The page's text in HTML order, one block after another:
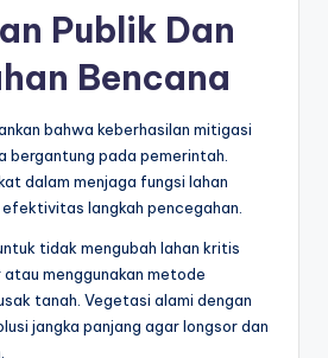
Publik Dan
Bencana
bahwa keberhasilan mitigasi
bergantung pada pemerintah.
dalam menjaga fungsi lahan
langkah pencegahan.
tidak mengubah lahan kritis
atau menggunakan metode
tanah. Vegetasi alami dengan
jangka panjang agar longsor dan